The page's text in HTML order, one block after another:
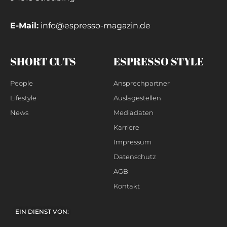
E-Mail: info@espresso-magazin.de
SHORT CUTS
People
Lifestyle
News
ESPRESSO STYLE
Ansprechpartner
Auslagestellen
Mediadaten
Karriere
Impressum
Datenschutz
AGB
Kontakt
EIN DIENST VON: